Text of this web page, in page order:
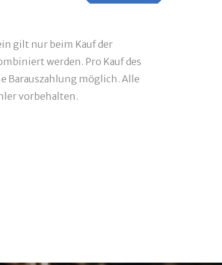
gilt nur beim Kauf der
werden. Pro Kauf des
Barauszahlung möglich. Alle
vorbehalten.